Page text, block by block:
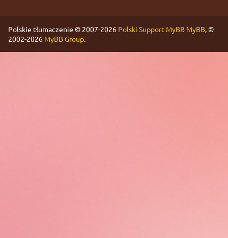
Polskie tłumaczenie © 2007-2026 Polski Support MyBB MyBB, ©
2002-2026 MyBB Group.